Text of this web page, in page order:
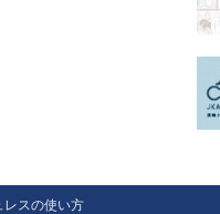
レスの使い方